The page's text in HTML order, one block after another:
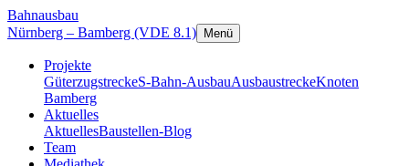
Bahnausbau
Nürnberg – Bamberg (VDE 8.1)
Menü
Projekte
GüterzugstreckeS-Bahn-AusbauAusbaustreckeKnoten
Bamberg
Aktuelles
AktuellesBaustellen-Blog
Team